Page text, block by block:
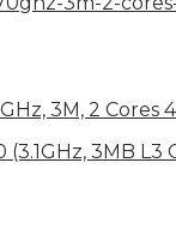
3M, 2 Cores